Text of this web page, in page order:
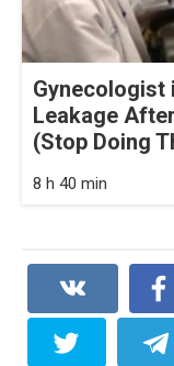
Gynecologist
Leakage
(Stop Doing
8 h 40 min